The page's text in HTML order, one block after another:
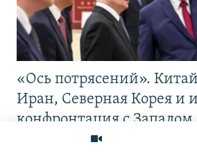
«Ось потрясений».
Иран, Северная Корея и
конфронтация с Западом